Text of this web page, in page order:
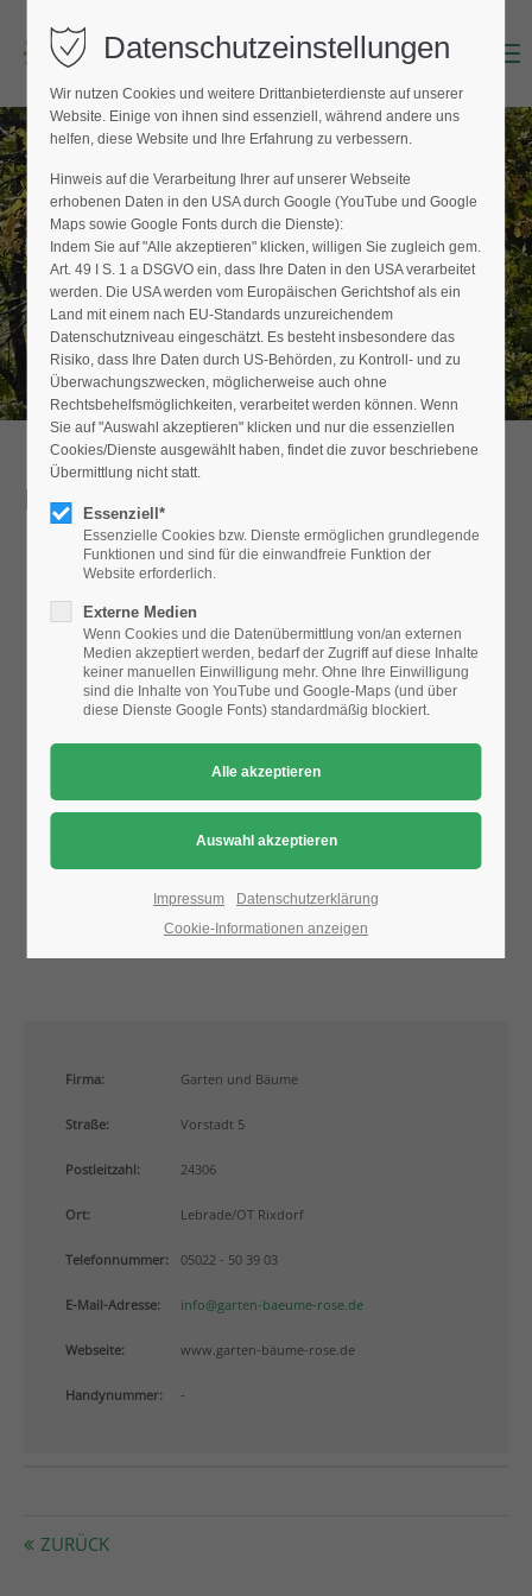
Login
Benutzername (E-Mailadresse)
Passwort
Anmelden
Register|Lost your password?
Support
24h/ 365days
We offer support for our customers
Mon - Fri 8:00am - 5:00pm(GMT +1)
Get in touch
376-293 City Road, Suite 600
San Francisco, CA 94102
info@yourdomain.com
About us
Lorem ipsum dolor sit amet, consectetuer adipiscing
elit.
Aenean commodo ligula eget dolor. Aenean massa.
parturient montes, nascetur ridiculus mus. Donec
Menu
BAUMPFLEGER FINDEN
Hier finden Sie den Fachbetrieb in Ihrer
Nähe
Detailansicht
nicht angezeigt.
Bitte ändern Sie dieDatenschutz-Einstellungen, indem Sie
auch "externe Medien" zulassen.
Firma: Garten und Bäume
Straße: Vorstadt 5
Postleitzahl: 24306
Ort: Lebrade/OT Rixdorf
Telefonnummer: 05022 - 50 39 03
E-Mail-Adresse: info@garten-baeume-rose.de
Webseite: www.garten-bäume-rose.de
Handynummer: -
ZURÜCK
Datenschutzeinstellungen
Wir nutzen Cookies und weitere Drittanbieterdienste auf unserer
Website. Einige von ihnen sind essenziell, während andere uns
helfen, diese Website und Ihre Erfahrung zu verbessern.
Hinweis auf die Verarbeitung Ihrer auf unserer Webseite
erhobenen Daten in den USA durch Google (YouTube und Google
Maps sowie Google Fonts durch die Dienste):
Indem Sie auf "Alle akzeptieren" klicken, willigen Sie zugleich gem.
Art. 49 I S. 1 a DSGVO ein, dass Ihre Daten in den USA verarbeitet
werden. Die USA werden vom Europäischen Gerichtshof als ein
Land mit einem nach EU-Standards unzureichendem
Datenschutzniveau eingeschätzt. Es besteht insbesondere das
Risiko, dass Ihre Daten durch US-Behörden, zu Kontroll- und zu
Überwachungszwecken, möglicherweise auch ohne
Rechtsbehelfsmöglichkeiten, verarbeitet werden können. Wenn
Sie auf "Auswahl akzeptieren" klicken und nur die essenziellen
Cookies/Dienste ausgewählt haben, findet die zuvor beschriebene
Übermittlung nicht statt.
Essenziell*
Essenzielle Cookies bzw. Dienste ermöglichen grundlegende
Funktionen und sind für die einwandfreie Funktion der
Website erforderlich.
Externe Medien
Wenn Cookies und die Datenübermittlung von/an externen
Medien akzeptiert werden, bedarf der Zugriff auf diese Inhalte
keiner manuellen Einwilligung mehr. Ohne Ihre Einwilligung
sind die Inhalte von YouTube und Google-Maps (und über
diese Dienste Google Fonts) standardmäßig blockiert.
Impressum
Datenschutzerklärung
Cookie-Informationen anzeigen